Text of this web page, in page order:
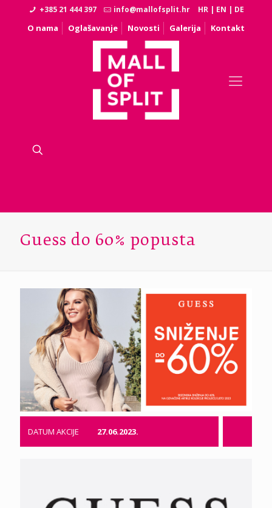
+385 21 444 397 info@mallofsplit.hr HR | EN | DE
O nama Oglašavanje Novosti Galerija Kontakt
Guess do 60% popusta
DATUM AKCIJE 27.06.2023.